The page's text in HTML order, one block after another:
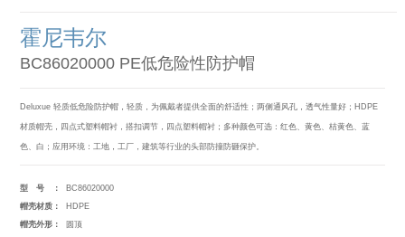
霍尼韦尔
BC86020000 PE低危险性防护帽
Deluxue 轻质低危险防护帽，轻质，为佩戴者提供全面的舒适性；两侧通风孔，透气性量好；HDPE
材质帽壳，四点式塑料帽衬，搭扣调节，四点塑料帽衬；多种颜色可选：红色、黄色、桔黄色、蓝
色、白；应用环境：工地，工厂，建筑等行业的头部防撞防砸保护。
型号：
BC86020000
帽壳材质：
HDPE
帽壳外形：
圆顶